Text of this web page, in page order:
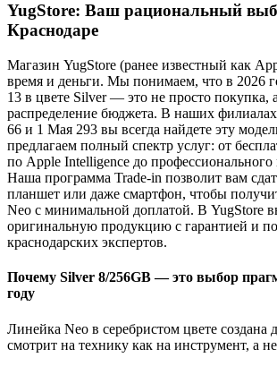
YugStore: Ваш рациональный
Краснодаре
Магазин YugStore (ранее известный как
время и деньги. Мы понимаем, что в 2026
13 в цвете Silver — это не просто покупка,
распределение бюджета. В наших
66 и 1 Мая 293 вы всегда найдете эту
предлагаем полный спектр услуг: от
по Apple Intelligence до
Наша программа Trade-in позволит вам
планшет или даже смартфон, чтобы
Neo с минимальной доплатой. В YugStore
оригинальную продукцию с гарантией и
краснодарских экспертов.
Почему Silver 8/256GB — это выбор
году
Линейка Neo в серебристом цвете создана
смотрит на технику как на инструмент, а